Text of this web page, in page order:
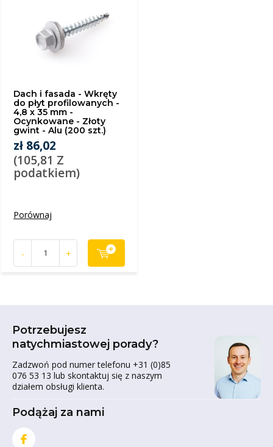
Dach i fasada - Wkręty
do płyt profilowanych -
4,8 x 35 mm -
Ocynkowane - Złoty
gwint - Alu (200 szt.)
zł 86,02
(105,81 Z
podatkiem)
Porównaj
- +
Potrzebujesz
natychmiastowej porady?
Zadzwoń pod numer telefonu +31 (0)85
076 53 13 lub skontaktuj się z naszym
działem obsługi klienta.
Podążaj za nami